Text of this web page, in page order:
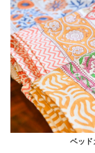
ベッド